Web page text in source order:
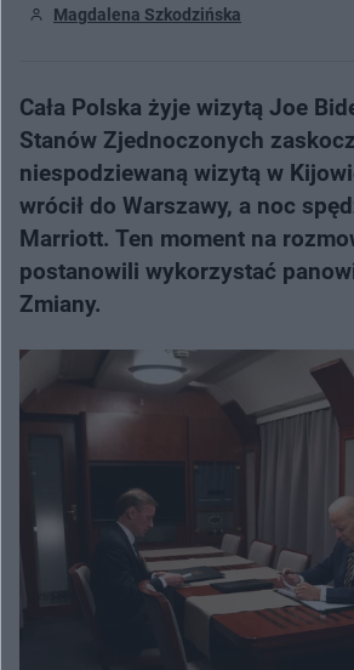
Magdalena Szkodzińska
Cała Polska żyje wizytą Joe
Stanów Zjednoczonych
niespodziewaną wizytą w
wrócił do Warszawy, a noc
Marriott. Ten moment na
postanowili wykorzystać
Zmiany.